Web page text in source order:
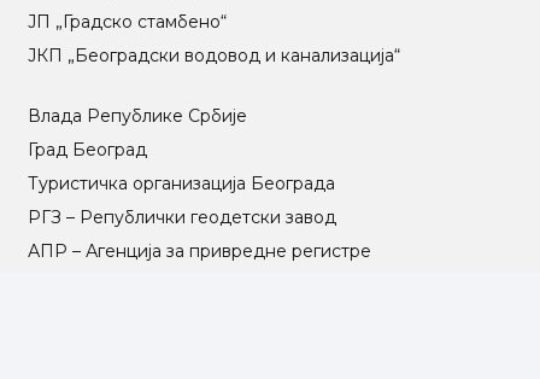
ЈП „Градско стамбено“
ЈКП „Београдски водовод и канализација“
Влада Републике Србије
Град Београд
Туристичка организација Београда
РГЗ – Републички геодетски завод
АПР – Агенција за привредне регистре